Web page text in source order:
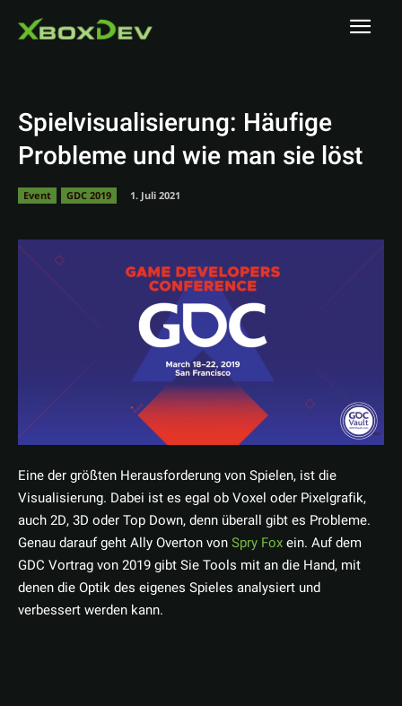
Spielvisualisierung: Häufige
Probleme und wie man sie löst
Event GDC 2019 1. Juli 2021
Eine der größten Herausforderung von Spielen, ist die
Visualisierung. Dabei ist es egal ob Voxel oder Pixelgrafik,
auch 2D, 3D oder Top Down, denn überall gibt es Probleme.
Genau darauf geht Ally Overton vonSpry Foxein. Auf dem
GDC Vortrag von 2019 gibt Sie Tools mit an die Hand, mit
denen die Optik des eigenes Spieles analysiert und
verbessert werden kann.